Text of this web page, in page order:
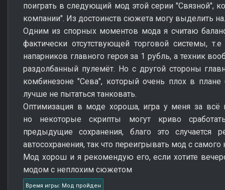
поиграть в следующий мод этой серии "Связной",
компании". Из достоинств сюжета могу выделить
Одним из спорных моментов мода я считаю
фактически отсутствующей торговой системы,
напарников главного героя за 1 рубль, а техник
раздолбанный пулемёт. Но с другой стороны
комбинезоне "Сева", который очень плох в
лучше не пытаться танковать.
Оптимизация в моде хороша, игра у меня за
но некоторые скрипты могут криво
предыдущие сохранения, благо это случается
автосохранения, так что переигрывать мод с самого
Мод хорош и я рекомендую его, если хотите
модом с неплохим сюжетом
Время игры: Мод пройден